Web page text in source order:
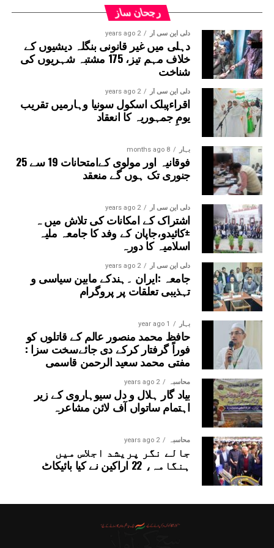
قانون ساز پارٹی کے چیف وہپ سنجیو جھا کی قیادت میں،
حکومت کے خلاف نعرے لگائے۔
رجحان ساز
دلی این سی آر 2 years ago
دہلی میں غیر قانونی بنگلہ دیشیوں کے
خلاف مہم تیز، 175 مشتبہ شہریوں کی
شناخت
دلی این سی آر 2 years ago
اقراءپبلک اسکول سونیا وہارمیں تقریب
یومِ جمہوریہ کا انعقاد
بہار 8 months ago
فوقانیہ اور مولوی کےامتحانات 19 سے 25
جنوری تک ہوں گے منعقد
دلی این سی آر 2 years ago
اشتراک کے امکانات کی تلاش میں ہ
±کائیدو،جاپان کے وفد کا جامعہ ملیہ
اسلامیہ کا دورہ
دلی این سی آر 2 years ago
جامعہ :ایران ۔ہندکے مابین سیاسی و
تہذیبی تعلقات پر پروگرام
بہار 1 year ago
حافظ محمد منصور عالم کے قاتلوں کو
فوراً گرفتار کرکے دی جائےسخت سزا :
مفتی محمد سعید الرحمن قاسمی
محاسبہ 2 years ago
بیاد گار ہلال و دل سیوہاروی کے زیر
اہتمام ساتواں آف لائن مشاعرہ
محاسبہ 2 years ago
جالے نگر پریشد اجلاس میں
ہنگامہ، 22 اراکین نے کیا بائیکاٹ